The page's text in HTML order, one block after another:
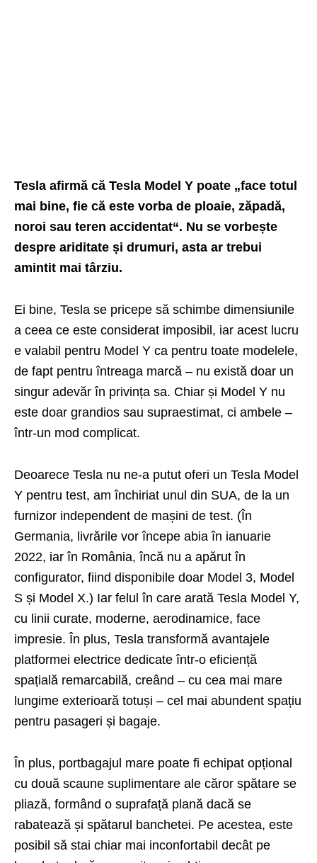
Tesla afirmă că Tesla Model Y poate „face totul
mai bine, fie că este vorba de ploaie, zăpadă,
noroi sau teren accidentat“. Nu se vorbește
despre ariditate și drumuri, asta ar trebui
amintit mai târziu.
Ei bine, Tesla se pricepe să schimbe dimensiunile
a ceea ce este considerat imposibil, iar acest lucru
e valabil pentru Model Y ca pentru toate modelele,
de fapt pentru întreaga marcă – nu există doar un
singur adevăr în privința sa. Chiar și Model Y nu
este doar grandios sau supraestimat, ci ambele –
într-un mod complicat.
Deoarece Tesla nu ne-a putut oferi un Tesla Model
Y pentru test, am închiriat unul din SUA, de la un
furnizor independent de mașini de test. (În
Germania, livrările vor începe abia în ianuarie
2022, iar în România, încă nu a apărut în
configurator, fiind disponibile doar Model 3, Model
S și Model X.) Iar felul în care arată Tesla Model Y,
cu linii curate, moderne, aerodinamice, face
impresie. În plus, Tesla transformă avantajele
platformei electrice dedicate într-o eficiență
spațială remarcabilă, creând – cu cea mai mare
lungime exterioară totuși – cel mai abundent spațiu
pentru pasageri și bagaje.
În plus, portbagajul mare poate fi echipat opțional
cu două scaune suplimentare ale căror spătare se
pliază, formând o suprafață plană dacă se
rabatează și spătarul banchetei. Pe acestea, este
posibil să stai chiar mai inconfortabil decât pe